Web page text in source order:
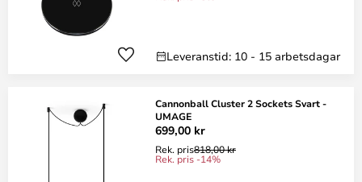
Leveranstid: 10 - 15 arbetsdagar
Cannonball Cluster 2 Sockets Svart -
UMAGE
699,00 kr
Rek. pris818,00 kr
Rek. pris -14%